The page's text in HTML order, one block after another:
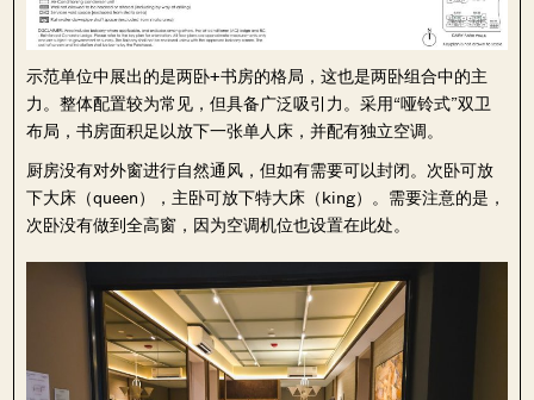
示范单位中展出的是两卧+书房的格局，这也是两卧组合中的主
力。整体配置较为常见，但具备广泛吸引力。采用“哑铃式”双卫
布局，书房面积足以放下一张单人床，并配有独立空调。
厨房没有对外窗进行自然通风，但如有需要可以封闭。次卧可放
下大床（queen），主卧可放下特大床（king）。需要注意的是，
次卧没有做到全高窗，因为空调机位也设置在此处。